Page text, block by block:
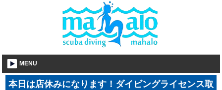
MENU
本日は店休みになります！ダイビングライセンス取